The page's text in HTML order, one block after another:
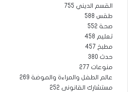
القسم الديني 755
طقس 588
صحة 552
تعليم 458
مطبخ 457
حدث 380
منوعات 277
عالم الطفل والمراءة والموضة 269
مستشارك القانونى 252